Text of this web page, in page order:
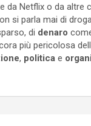
da Netflix o da altre
si parla mai di
di denaro
più pericolosa
, politica e